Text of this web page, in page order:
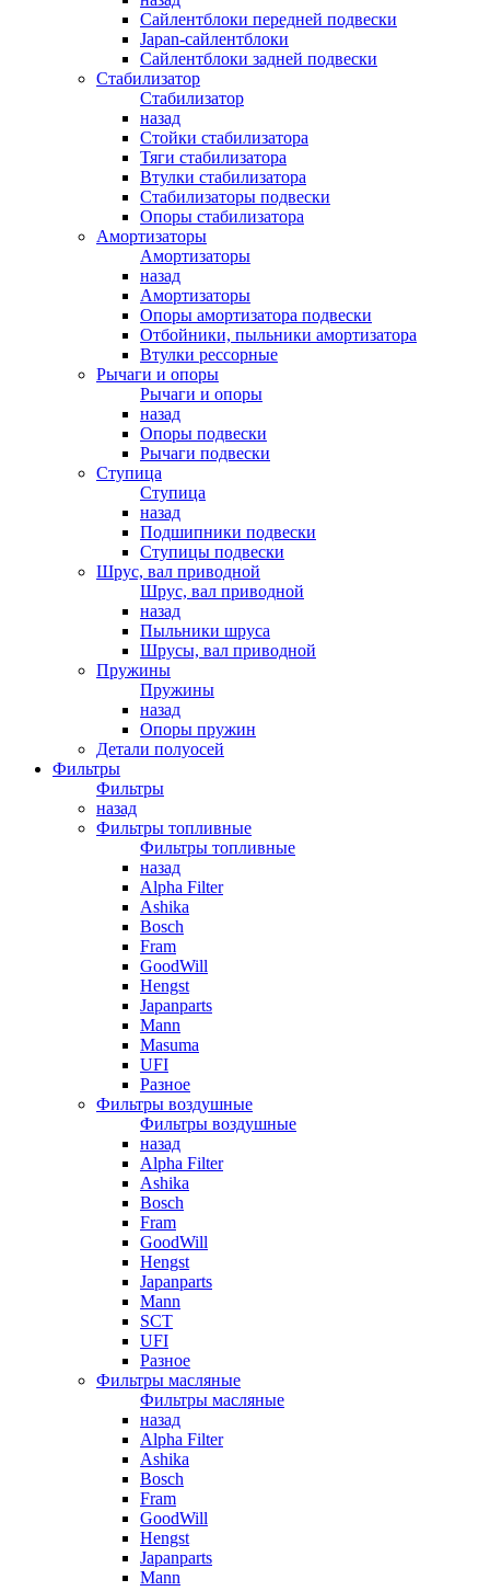
Сайлентблоки передней подвески
Japan-сайлентблоки
Сайлентблоки задней подвески
Стабилизатор
Стабилизатор
назад
Стойки стабилизатора
Тяги стабилизатора
Втулки стабилизатора
Стабилизаторы подвески
Опоры стабилизатора
Амортизаторы
Амортизаторы
назад
Амортизаторы
Опоры амортизатора подвески
Отбойники, пыльники амортизатора
Втулки рессорные
Рычаги и опоры
Рычаги и опоры
назад
Опоры подвески
Рычаги подвески
Ступица
Ступица
назад
Подшипники подвески
Ступицы подвески
Шрус, вал приводной
Шрус, вал приводной
назад
Пыльники шруса
Шрусы, вал приводной
Пружины
Пружины
назад
Опоры пружин
Детали полуосей
Фильтры
Фильтры
назад
Фильтры топливные
Фильтры топливные
назад
Alpha Filter
Ashika
Bosch
Fram
GoodWill
Hengst
Japanparts
Mann
Masuma
UFI
Разное
Фильтры воздушные
Фильтры воздушные
назад
Alpha Filter
Ashika
Bosch
Fram
GoodWill
Hengst
Japanparts
Mann
SCT
UFI
Разное
Фильтры масляные
Фильтры масляные
назад
Alpha Filter
Ashika
Bosch
Fram
GoodWill
Hengst
Japanparts
Mann